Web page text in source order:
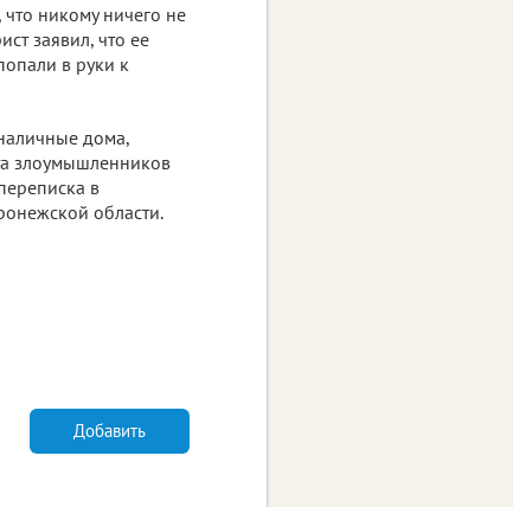
никому ничего не
заявил, что ее
в руки к
дома,
злоумышленников
в
области.
Добавить